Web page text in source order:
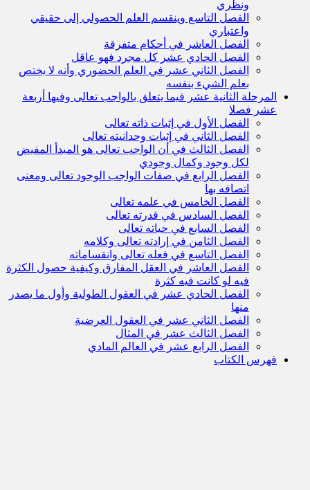
ونظري
الفصل التاسع وينقسم العلم الحصولي إلى حقيقي
واعتباري
الفصل العاشر في أحكام متفرقة
الفصل الحادي عشر كل مجرد فهو عاقل
الفصل الثاني عشر في العلم الحضوري وأنه لا يختص
بعلم الشيء بنفسه
المرحلة الثانية عشر فيما يتعلق بالواجب تعالى وفيها أربعة
عشر فصلا
الفصل الأول في إثبات ذاته تعالى
الفصل الثاني في إثبات وحدانيته تعالى
الفصل الثالث في أن الواجب تعالى هو المبدأ المفيض
لكل وجود وكمال وجودي
الفصل الرابع في صفات الواجب الوجود تعالى ومعنى
اتصافه بها
الفصل الخامس في علمه تعالى
الفصل السادس في قدرته تعالى
الفصل السابع في حياته تعالى
الفصل الثامن في إرادته تعالى وكلامه
الفصل التاسع في فعله تعالى وانقساماته
الفصل العاشر في العقل المفارق وكيفية حصول الكثرة
فيه لو كانت فيه كثرة
الفصل الحادي عشر في العقول الطولية وأول ما يصدر
منها
الفصل الثاني عشر في العقول العرضية
الفصل الثالث عشر في المثال
الفصل الرابع عشر في العالم المادي
فهرس الكتاب